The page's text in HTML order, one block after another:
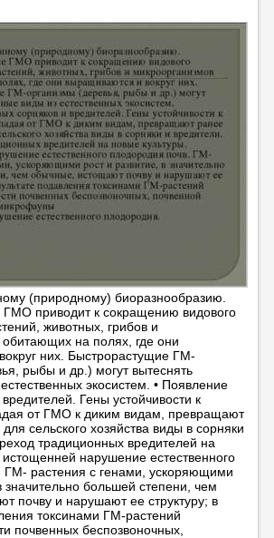
(природному) биоразнообразию.
ГМО приводит к сокращению видового
животных, грибов и
обитающих на полях, где они
них. Быстрорастущие ГМ-
рыбы и др.) могут вытеснять
экосистем. • Появление
Гены устойчивости к
от ГМО к диким видам, превращают
сельского хозяйства виды в сорняки
традиционных вредителей на
истощенней нарушение естественного
ГМ- растения с генами, ускоряющими
значительно большей степени, чем
почву и нарушают ее структуру; в
токсинами ГМ-растений
почвенных беспозвоночных,